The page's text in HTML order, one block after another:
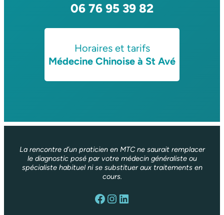
06 76 95 39 82
Horaires et tarifs
Médecine Chinoise à St Avé
La rencontre d’un praticien en MTC ne saurait remplacer
le diagnostic posé par votre médecin généraliste ou
spécialiste habituel ni se substituer aux traitements en
cours.
Facebook
Instagram
LinkedIn